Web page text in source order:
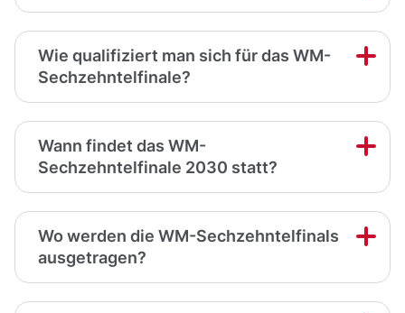
Wie qualifiziert man sich für das WM-
Sechzehntelfinale?
Wann findet das WM-
Sechzehntelfinale 2030 statt?
Wo werden die WM-Sechzehntelfinals
ausgetragen?